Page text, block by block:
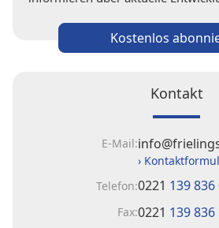
Kontakt
E-Mail:
›
Telefon:0221 139 836
Fax:0221 139 836
Kostenlos